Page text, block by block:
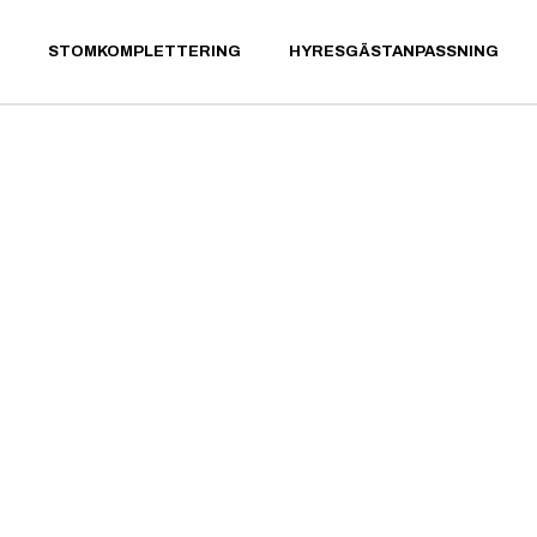
STOMKOMPLETTERING HYRESGÄSTANPASSNING